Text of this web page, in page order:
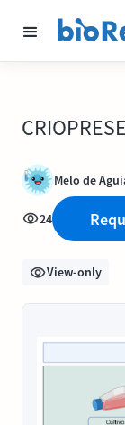
Melo de
24
View-only